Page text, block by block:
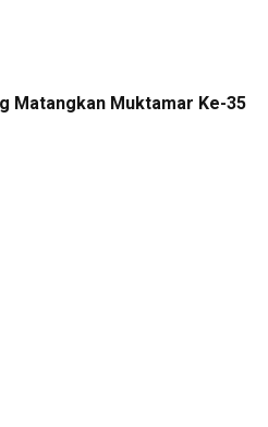
Matangkan Muktamar Ke-35